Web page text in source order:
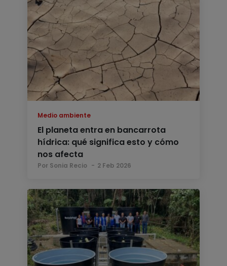
Medio ambiente
El planeta entra en bancarrota
hídrica: qué significa esto y cómo
nos afecta
Por Sonia Recio 2 Feb 2026